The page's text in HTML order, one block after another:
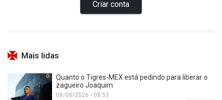
Mais lidas
0
Quanto o Tigres-MEX está pedindo para liberar o
zagueiro Joaquim
08/08/2026 • 08:53